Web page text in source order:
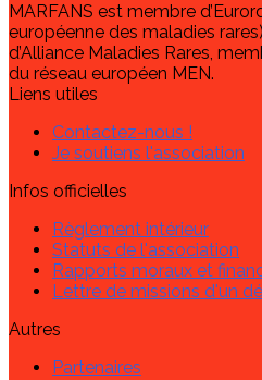
MARFANS est membre
européenne des maladies
d’Alliance Maladies Rares,
du réseau européen MEN.
Liens utiles
Contactez-nous !
Je soutiens l'association
Infos officielles
Règlement intérieur
Statuts de l'association
Rapports moraux et
Lettre de missions d'un
Autres
Partenaires